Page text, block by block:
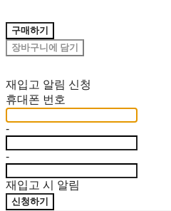
구매하기
장바구니에 담기
재입고 알림 신청
휴대폰 번호
-
-
재입고 시 알림
신청하기